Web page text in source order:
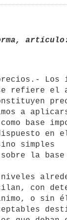
refiere el
a
base
en
simples
la
con
o sin